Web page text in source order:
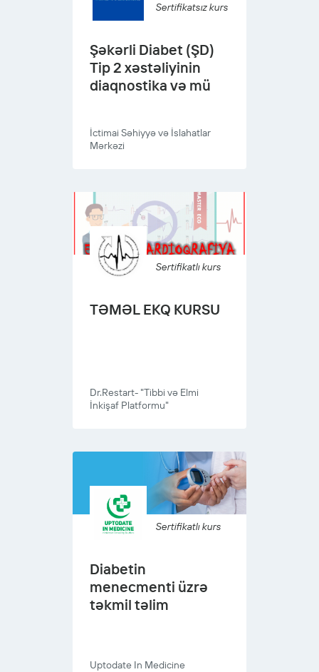
Sertifikatsız kurs
Şəkərli Diabet (ŞD)
Tip 2 xəstəliyinin
diaqnostika və mü
İctimai Səhiyyə və İslahatlar
Mərkəzi
Sertifikatlı kurs
TƏMƏL EKQ KURSU
Dr.Restart- "Tibbi və Elmi
İnkişaf Platformu"
Sertifikatlı kurs
Diabetin
menecmenti üzrə
təkmil təlim
Uptodate In Medicine